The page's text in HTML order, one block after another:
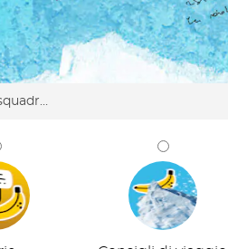
Vuoi diventare Caposquadra Sto Gran Tour?